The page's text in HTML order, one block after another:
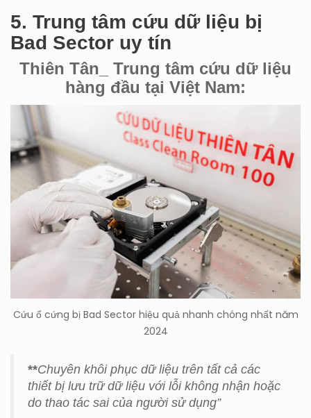
5. Trung tâm cứu dữ liệu bị
Bad Sector uy tín
Thiên Tân_ Trung tâm cứu dữ liệu
hàng đầu tại Việt Nam:
Cứu ổ cứng bị Bad Sector hiệu quả nhanh chóng nhất năm
2024
**Chuyên khôi phục dữ liệu trên tất cả các
thiết bị lưu trữ dữ liệu với lỗi không nhận hoặc
do thao tác sai của người sử dụng”